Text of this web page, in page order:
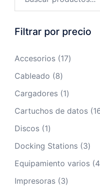
Filtrar por precio
Accesorios 1717
Cableado 88
productos
Cargadores 11
producto
Cartuchos de datos
Discos 11
producto
Docking Stations 33
Equipamiento varios 4
Impresoras 33